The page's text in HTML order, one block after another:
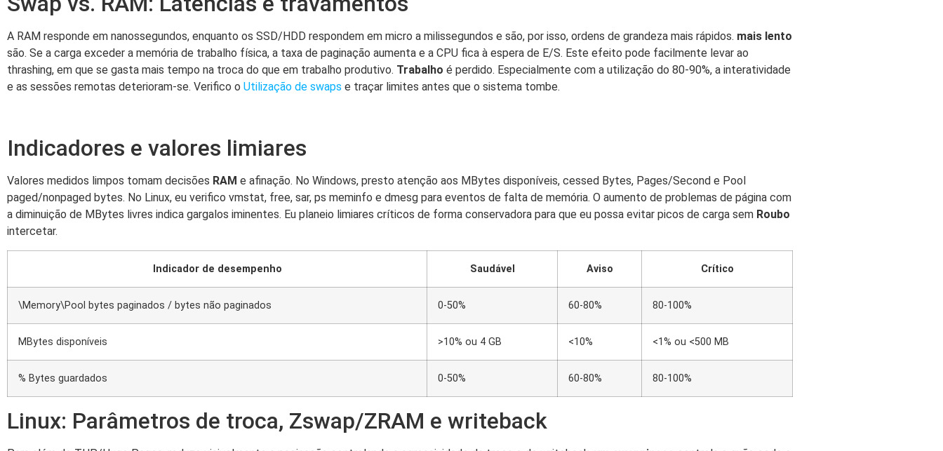
A RAM responde em nanossegundos, enquanto os SSD/HDD respondem em micro a milissegundos e são, por isso, ordens de grandeza mais rápidos. mais lento
são. Se a carga exceder a memória de trabalho física, a taxa de paginação aumenta e a CPU fica à espera de E/S. Este efeito pode facilmente levar ao
thrashing, em que se gasta mais tempo na troca do que em trabalho produtivo. Trabalho é perdido. Especialmente com a utilização do 80-90%, a interatividade
e as sessões remotas deterioram-se. Verifico o Utilização de swaps e traçar limites antes que o sistema tombe.
Indicadores e valores limiares
Valores medidos limpos tomam decisões RAM e afinação. No Windows, presto atenção aos MBytes disponíveis, cessed Bytes, Pages/Second e Pool
paged/nonpaged bytes. No Linux, eu verifico vmstat, free, sar, ps meminfo e dmesg para eventos de falta de memória. O aumento de problemas de página com
a diminuição de MBytes livres indica gargalos iminentes. Eu planeio limiares críticos de forma conservadora para que eu possa evitar picos de carga sem Roubo
intercetar.
Indicador de desempenho Saudável Aviso Crítico
\Memory\Pool bytes paginados / bytes não paginados 0-50% 60-80% 80-100%
MBytes disponíveis >10% ou 4 GB <10% <1% ou <500 MB
% Bytes guardados 0-50% 60-80% 80-100%
Linux: Parâmetros de troca, Zswap/ZRAM e writeback